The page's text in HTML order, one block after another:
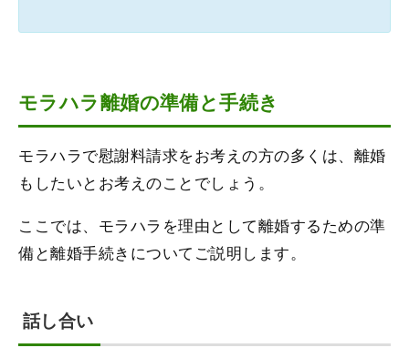
モラハラ離婚の準備と手続き
モラハラで慰謝料請求をお考えの方の多くは、離婚
もしたいとお考えのことでしょう。
ここでは、モラハラを理由として離婚するための準
備と離婚手続きについてご説明します。
話し合い